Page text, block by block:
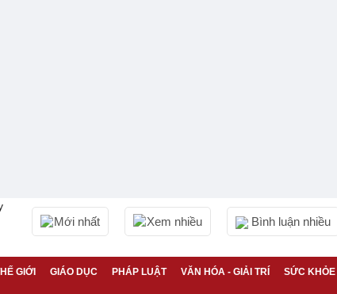
Mới nhất Xem nhiều Bình luận nhiều
GIỚI GIÁO DỤC PHÁP LUẬT VĂN HÓA - GIẢI TRÍ SỨC KHỎE